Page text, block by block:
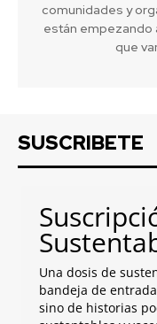
comunidades y
están empezando
que
SUSCRIBETE
Una dosis de
bandeja de
sino de historias